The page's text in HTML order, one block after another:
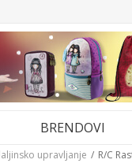
BRENDOVI
upravljanje R/C